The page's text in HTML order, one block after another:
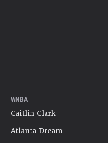
WNBA
Caitlin Clark
Atlanta Dream